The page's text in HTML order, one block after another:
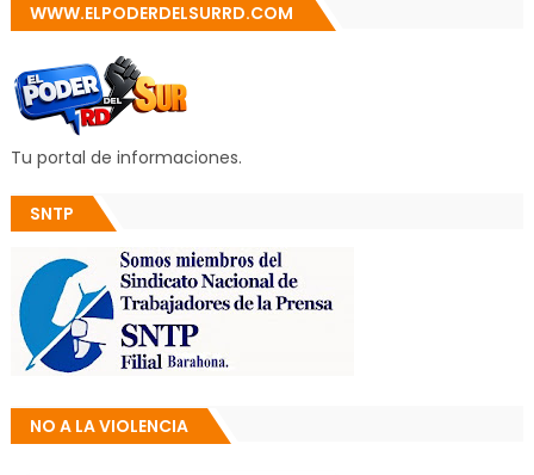
WWW.ELPODERDELSURRD.COM
Tu portal de informaciones.
SNTP
NO A LA VIOLENCIA